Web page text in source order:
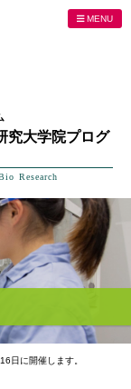
究大学院プログ
Research
MENU
日に開催します。